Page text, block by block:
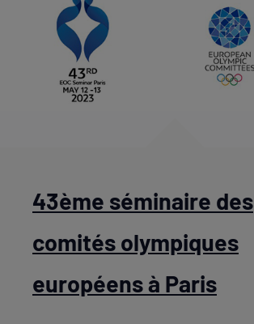
43ème séminaire des
comités olympiques
européens à Paris